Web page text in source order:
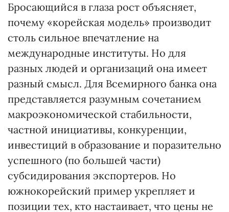
Бросающийся в глаза рост объясняет,
почему «корейская модель» производит
столь сильное впечатление на
международные институты. Но для
разных людей и организаций она имеет
разный смысл. Для Всемирного банка она
представляется разумным сочетанием
макроэкономической стабильности,
частной инициативы, конкуренции,
инвестиций в образование и поразительно
успешного (по большей части)
субсидирования экспортеров. Но
южнокорейский пример укрепляет и
позиции тех, кто настаивает, что цены не